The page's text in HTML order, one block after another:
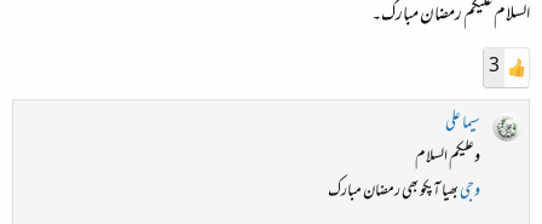
السلام علیکم رمضان مبارک۔
3
سیما علی
وعلیکم السلام
وجیبھیا آپکو بھی رمضان مبارک